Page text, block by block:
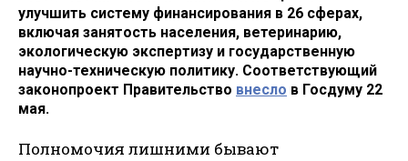
улучшить систему финансирования в 26 сферах,
включая занятость населения, ветеринарию,
экологическую экспертизу и государственную
научно-техническую политику. Соответствующий
законопроект Правительство внесло в Госдуму 22
мая.
Полномочия лишними бывают